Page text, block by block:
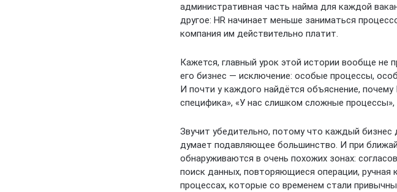
административная часть найма для каждой
другое: HR начинает меньше заниматься
компания им действительно платит.
Кажется, главный урок этой истории вообще не
его бизнес — исключение: особые процессы,
И почти у каждого найдётся объяснение,
специфика», «У нас слишком сложные
Звучит убедительно, потому что каждый
думает подавляющее большинство. И при
обнаруживаются в очень похожих зонах:
поиск данных, повторяющиеся операции,
процессах, которые со временем стали